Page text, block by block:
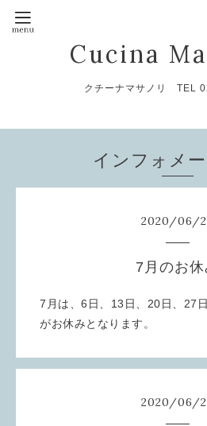
Cucina
クチーナマサノリ TEL
インフォメ
2020/06/
7月のお休
7月は、6日、13日、20日、27
がお休みとなります。
2020/06/